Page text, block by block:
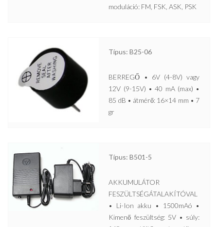
moduláció: FM, FSK, ASK, PSK
Típus: B25-06
BERREGŐ • 6V (4-8V) vagy
12V (9-15V) • 40 mA (max) •
85 dB • átmérő: 16×14 mm • 7
gr
Típus: B501-5
AKKUMULÁTOR
FESZÜLTSÉGÁTALAKÍTÓVAL
• Li-Ion akku • 1500mAó •
Kimenő feszültség: 5V • súly: